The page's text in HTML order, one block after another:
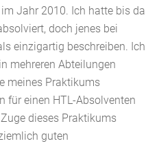
Jahr 2010. Ich hatte bis da
doch jenes bei
einzigartig beschreiben. Ich
mehreren Abteilungen
meines Praktikums
für einen HTL-Absolventen
dieses Praktikums
guten